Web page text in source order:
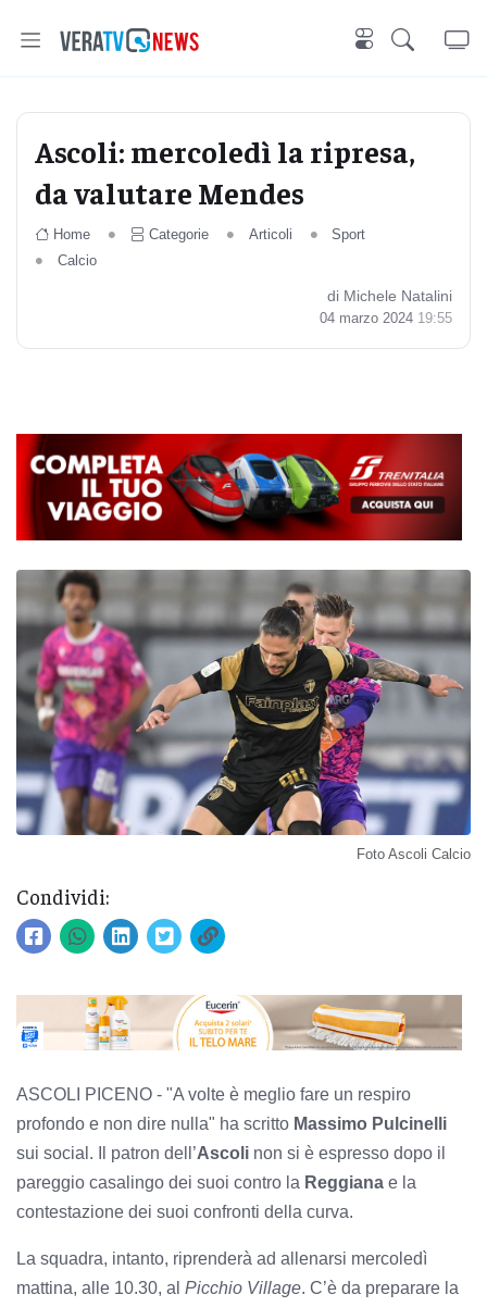
Ascoli: mercoledì la ripresa,
da valutare Mendes
Home Categorie Articoli
Sport
Calcio
di Michele Natalini
04 marzo 2024 19:55
Foto Ascoli Calcio
Condividi:
ASCOLI PICENO - "A volte è meglio fare un respiro
profondo e non dire nulla" ha scritto Massimo Pulcinelli
sui social. Il patron dell’Ascoli non si è espresso dopo il
pareggio casalingo dei suoi contro la Reggiana e la
contestazione dei suoi confronti della curva.
La squadra, intanto, riprenderà ad allenarsi mercoledì
mattina, alle 10.30, al Picchio Village. C’è da preparare la